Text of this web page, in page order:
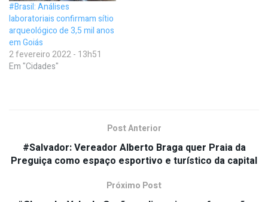
#Brasil: Análises
laboratoriais confirmam sítio
arqueológico de 3,5 mil anos
em Goiás
2 fevereiro 2022 - 13h51
Em "Cidades"
Post Anterior
#Salvador: Vereador Alberto Braga quer Praia da
Preguiça como espaço esportivo e turístico da capital
Próximo Post